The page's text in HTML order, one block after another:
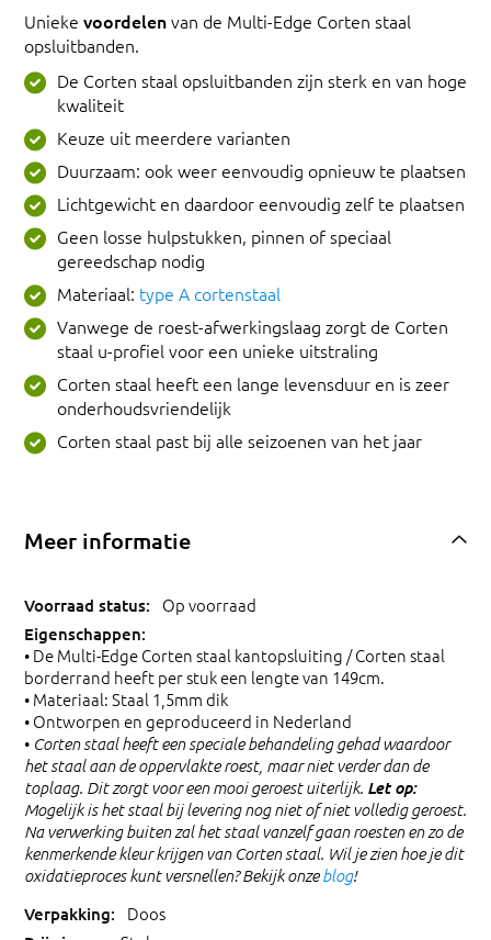
Unieke voordelenvan de Multi-Edge Corten staal
opsluitbanden.
De Corten staal opsluitbanden zijn sterk en van hoge
kwaliteit
Keuze uit meerdere varianten
Duurzaam: ook weer eenvoudig opnieuw te plaatsen
Lichtgewicht en daardoor eenvoudig zelf te plaatsen
Geen losse hulpstukken, pinnen of speciaal
gereedschap nodig
Materiaal: type A cortenstaal
Vanwege de roest-afwerkingslaag zorgt de Corten
staal u-profiel voor een unieke uitstraling
Corten staal heeft een lange levensduur en is zeer
onderhoudsvriendelijk
Corten staal past bij alle seizoenen van het jaar
Meer informatie
Op voorraad
• De Multi-Edge Corten staal kantopsluiting / Corten staal
borderrand heeft per stuk een lengte van 149cm.
• Materiaal: Staal 1,5mm dik
• Ontworpen en geproduceerd in Nederland
• Corten staal heeft een speciale behandeling gehad waardoor
het staal aan de oppervlakte roest, maar niet verder dan de
toplaag. Dit zorgt voor een mooi geroest uiterlijk. Let op:
Mogelijk is het staal bij levering nog niet of niet volledig geroest.
Na verwerking buiten zal het staal vanzelf gaan roesten en zo de
kenmerkende kleur krijgen van Corten staal. Wil je zien hoe je dit
oxidatieproces kunt versnellen? Bekijk onzeblog!
Doos